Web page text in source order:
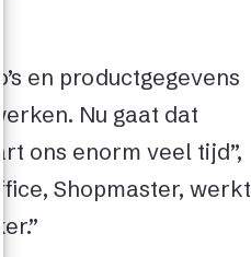
en productgegevens
Nu gaat dat
ons enorm veel tijd”,
Shopmaster, werkt